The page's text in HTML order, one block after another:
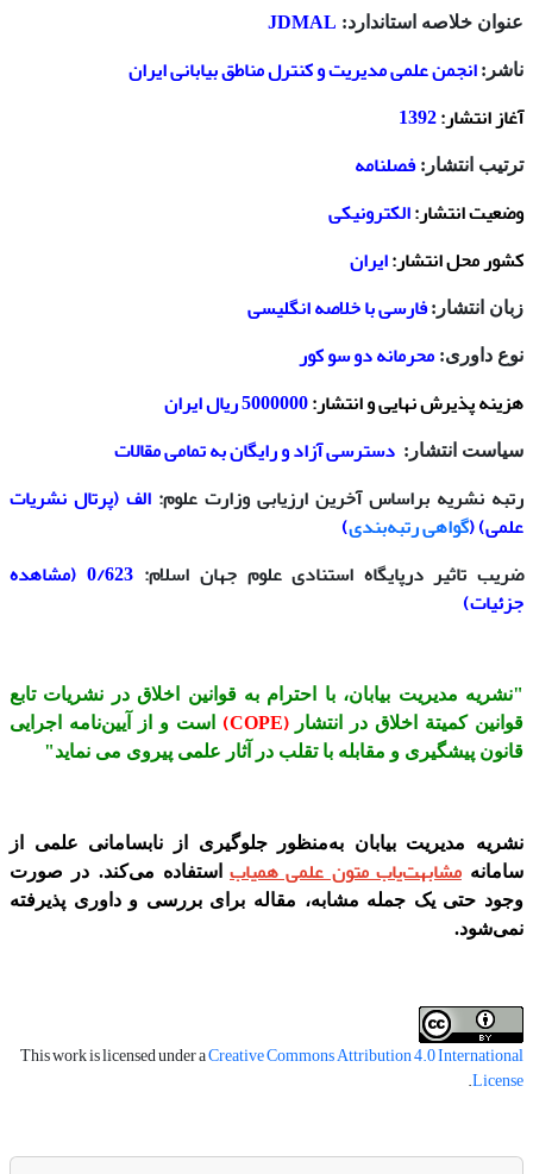
عنوان خلاصه استاندارد: JDMAL
ناشر: انجمن علمی مدیریت و کنترل مناطق بیابانی ایران
آغاز انتشار:1392
ترتیب انتشار:فصلنامه
وضعیت انتشار:الکترونیکی
کشور محل انتشار:ایران
زبان انتشار:فارسی با خلاصه انگلیسی
نوع داوری: محرمانه دو سو کور
هزینه پذیرش نهایی و انتشار:5000000 ریال ایران
سیاست انتشار: دسترسی آزاد و رایگان به تمامی مقالات
رتبه نشریه براساس آخرین ارزیابی وزارت علوم: الف (پرتال نشریات
علمی) (گواهی رتبه‌بندی)
ضریب تاثیر درپایگاه استنادی علوم جهان اسلام: 0/623 ( مشاهده
جزئیات)
"نشریه مدیریت بیابان، با احترام به قوانین اخلاق در نشریات تابع
قوانین کمیتة اخلاق در انتشار(
COPE
) است و از آیین‌نامه اجرایی
قانون پیشگیری و مقابله با تقلب در آثار علمی پیروی می نماید"
نشریه مدیریت بیابان به‌منظور جلوگیری از نابسامانی علمی از
سامانهمشابهت‌یاب متون علمی همیاب استفاده می‌کند. در صورت
وجود حتی یک جمله مشابه، مقاله برای بررسی و داوری پذیرفته
نمی‌شود.
This work is licensed under aCreative Commons Attribution 4.0 International
License
.